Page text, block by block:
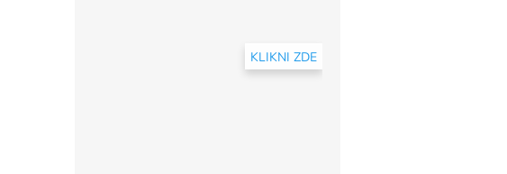
KLIKNI ZDE